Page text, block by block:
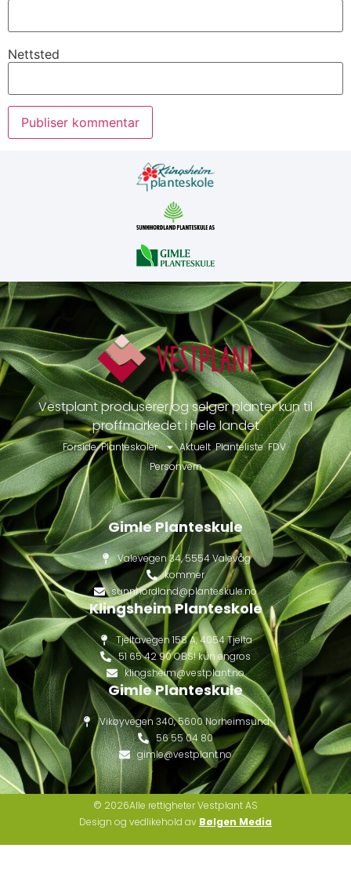
Nettsted
Vestplant produserer og selger planter kun til
proffmarkedet i hele landet
Forside Planteskoler Aktuelt Planteliste FDV
Personvern
Gimle Planteskule
Valevegen 34, 5554 Valevåg
kommer
sunnhordland@planteskule.no
Klingsheim Planteskole
Tjeltavegen 158 A, 4054 Tjelta
51 65 42 90 OBS! kun engros
klingsheim@vestplant.no
Gimle Planteskule
Vikøyvegen 340, 5600 Norheimsund
56 55 04 80
gimle@vestplant.no
© 2026Alle rettigheter Vestplant AS
Design og vedlikehold av Bølgen Media